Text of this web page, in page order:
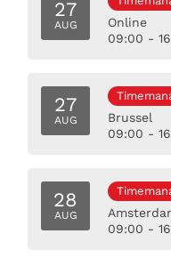
27
AUG
Online
09:00 -
27
AUG
Brussel
09:00 -
28
AUG
09:00 -